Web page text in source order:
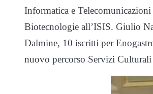
Informatica e
Biotecnologie all’ISIS. Giulio
Dalmine, 10 iscritti per
nuovo percorso Servizi